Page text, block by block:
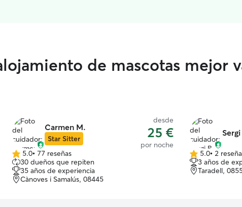
de mascotas mejor
Carmen M.
Star Sitter
desde
25 €
por noche
5.0
de
5
estrellas
5.0• 77 reseñas
30 dueños que repiten
35 años de experiencia
Cànoves i Samalús, 08445
5.0
de
5
5.0• 2
3 años de
Taradell,